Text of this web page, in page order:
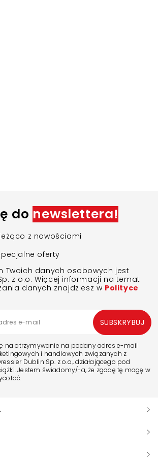
do newslettera!
z nowościami
oferty
Twoich danych osobowych jest
z o.o. Więcej informacji na temat
danych znajdziesz w Polityce
na otrzymywanie na podany adres e-mail
i handlowych związanych z
Dublin Sp. z o.o., działającego pod
Jestem świadomy/-a, że zgodę tę mogę w
SUBSKRYBUJ